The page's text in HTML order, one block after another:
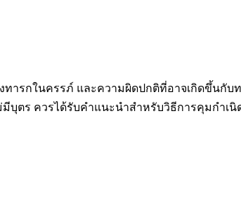
ารกในครรภ์ และความผิดปกติที่อาจเกิดขึ้นกั
ตร ควรได้รับคำแนะนำสำหรับวิธีการคุมกำเ